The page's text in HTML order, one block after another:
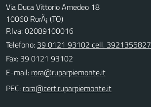
Via Duca Vittorio Amedeo 18
10060 RorÃ¡ (TO)
P.Iva: 02089100016
Telefono: 39 0121 93102 cell. 3921355827
Fax: 39 0121 93102
E-mail:
PEC: